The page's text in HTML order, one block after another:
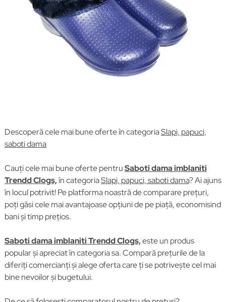
Descoperă cele mai bune oferte în categoriaSlapi, papuci,
saboti dama
Cauți cele mai bune oferte pentruSaboti dama imblaniti
Trendd Clogs,în categoriaSlapi, papuci, saboti dama? Ai ajuns
în locul potrivit! Pe platforma noastră de comparare prețuri,
poți găsi cele mai avantajoase opțiuni de pe piață, economisind
bani și timp prețios.
Saboti dama imblaniti Trendd Clogs,este un produs
popular și apreciat în categoria sa. Compară prețurile de la
diferiți comercianți și alege oferta care ți se potrivește cel mai
bine nevoilor și bugetului.